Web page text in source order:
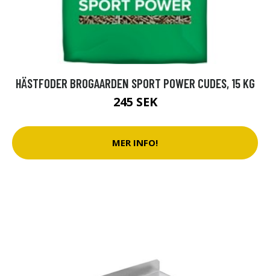
HÄSTFODER BROGAARDEN SPORT POWER CUDES, 15 KG
245 SEK
MER INFO!